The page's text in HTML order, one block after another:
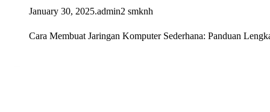
January 30, 2025.admin2 smknh
Cara Membuat Jaringan Komputer Sederhana: Panduan